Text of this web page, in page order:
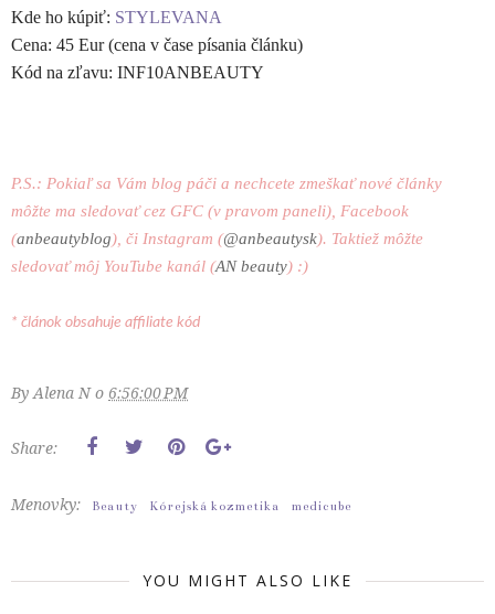
Kde ho kúpiť: STYLEVANA
Cena: 45 Eur (cena v čase písania článku)
Kód na zľavu: INF10ANBEAUTY
P.S.: Pokiaľ sa Vám blog páči a nechcete zmeškať nové články
môžte ma sledovať cez GFC (v pravom paneli), Facebook
(anbeautyblog), či Instagram (@anbeautysk). Taktiež môžte
sledovať môj YouTube kanál (AN beauty) :)
* článok obsahuje affiliate kód
ByAlena N o 6:56:00 PM
Share:
Menovky: Beauty Kórejská kozmetika medicube
YOU MIGHT ALSO LIKE